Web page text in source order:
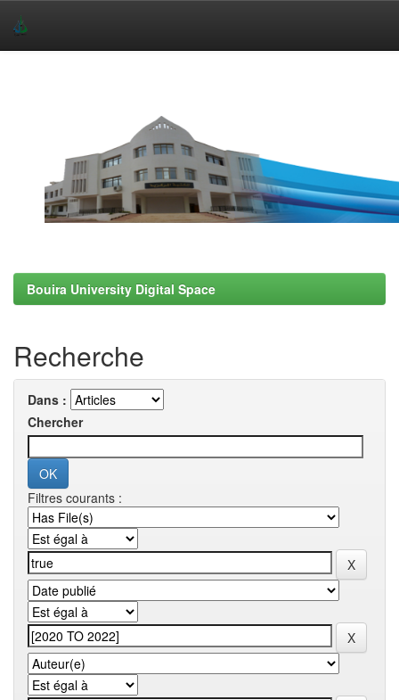
Bouira University Digital Space
Recherche
Dans :
Chercher
Filtres courants :